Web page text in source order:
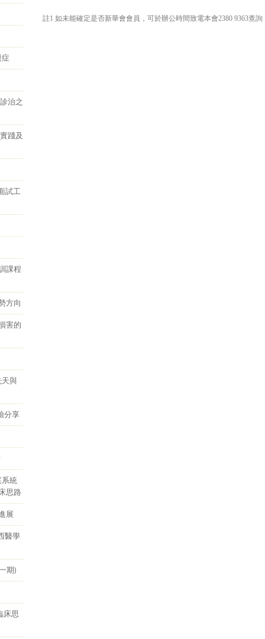
治之
踐及
試工
課程
方向
害的
天與
分享
系統
思路
展
醫學
期)
床思
註1 如未能確定是否新華會會員，可於辦公時間致電本會2380 9363查詢